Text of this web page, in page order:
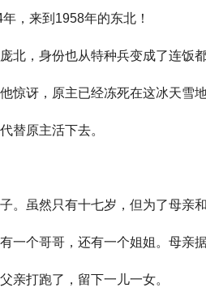
，来到1958年的东北！
北，身份也从特种兵变成了连饭
惊讶，原主已经冻死在这冰天雪地
替原主活下去。
。虽然只有十七岁，但为了母亲
一个哥哥，还有一个姐姐。母亲
亲打跑了，留下一儿一女。